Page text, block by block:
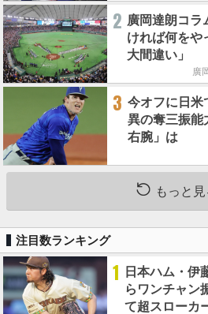
2 廣岡達朗コラ
ければ何をや
大間違い」
廣
3 今オフに日
異の奪三振能
右腕」は
もっと見
注目数ランキング
1
日本ハム・伊
らワンチャン
て超スローカ